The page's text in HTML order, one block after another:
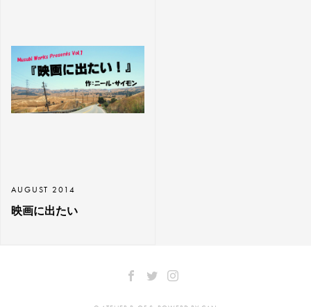
AUGUST 2014
映画に出たい